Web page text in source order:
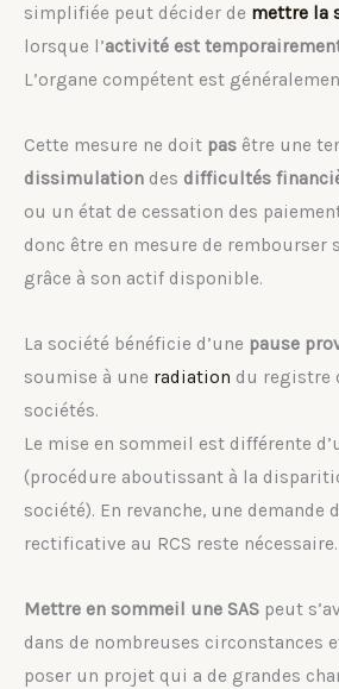
simplifiée peut décider de mettre la
lorsque l’activité est
L’organe compétent est
Cette mesure ne doit pas être une
dissimulation des difficultés
ou un état de cessation des
donc être en mesure de rembourser
grâce à son actif disponible.
La société bénéficie d’une pause
soumise à une radiation du registre
sociétés.
Le mise en sommeil est différente
(procédure aboutissant à la
société). En revanche, une demande
rectificative au RCS reste nécessaire.
Mettre en sommeil une SAS peut
dans de nombreuses circonstances
poser un projet qui a de grandes